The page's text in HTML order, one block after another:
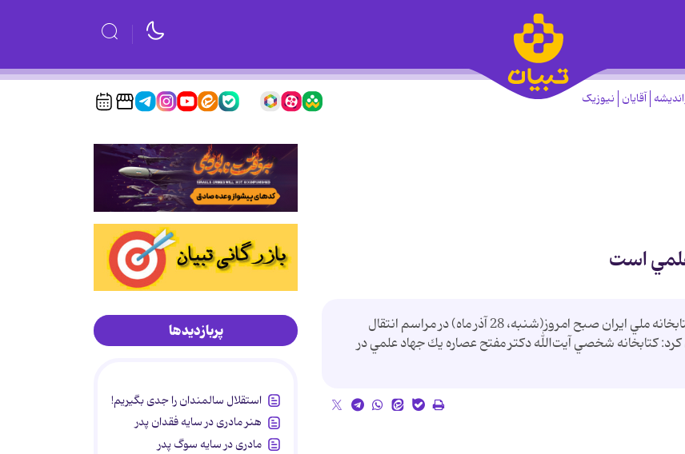
آقایان نیوزیک
است
مشاور فرهنگي رييس جمهور و رييس سازمان اسناد و كتابخانه ملي ايران صبح امروز(شنبه، 28 آذر ماه) در مراسم انتقال
كرد: كتابخانه شخصي آيت‌الله دكتر مفتح عصاره يك جهاد علمي در
پربازدیدها
استقلال سالمندان را جدی بگیریم!
هنر مادری در سایه‌ فقدان پدر
مادری در سایه سوگ پدر